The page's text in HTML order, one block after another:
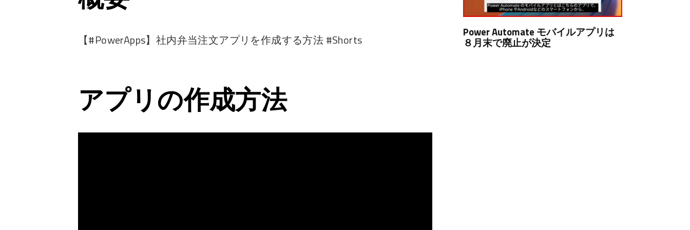
【#PowerApps】社内弁当注文アプリを作成する方法 #Shorts
アプリの作成方法
Power Automate モバイルアプリは
８月末で廃止が決定